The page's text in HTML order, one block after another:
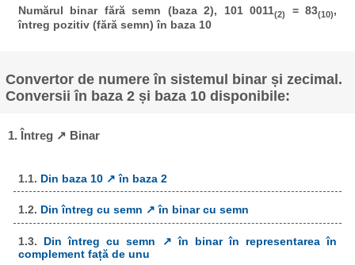
Numărul binar fără semn (baza 2), 101 0011(2) = 83(10),
întreg pozitiv (fără semn) în baza 10
Convertor de numere în sistemul binar și zecimal.
Conversii în baza 2 și baza 10 disponibile:
1. Întreg ↗ Binar
1.1. Din baza 10 ↗ în baza 2
1.2. Din întreg cu semn ↗ în binar cu semn
1.3. Din întreg cu semn ↗ în binar în representarea în
complement față de unu